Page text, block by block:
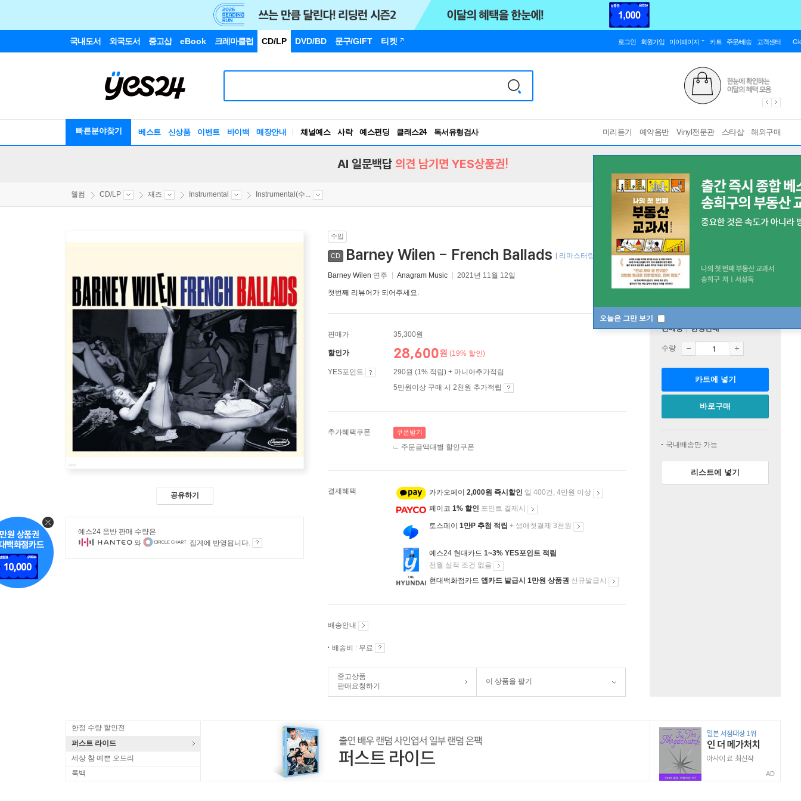
국내도서 외국도서 중고샵 eBook 크레마클럽 CD/LP DVD/BD 문구/GIFT 티켓 로그인 회원가입 마이페이지 카트 주문/배송 고객센터
빠른분야찾기 베스트 신상품 이벤트 바이백 매장안내 채널예스 사락 예스펀딩 클래스24
독서유형검사
RBTI Lab
미리듣기 예약음반 Vinyl전문관 스타샵 해외구매
오늘은 그만 보기
AI 일문백답 의견 남기면 YES상품권!
웰컴 CD/LP 재즈 Instrumental Instrumental(수...
공유하기
예스24 음반 판매 수량은
와
집계에 반영됩니다.
수입
CD Barney Wilen - French Ballads [ 리마스터링 ]
Barney Wilen 연주 Anagram Music 2021년 11월 12일
첫번째 리뷰어가 되어주세요.
판매가 35,300원
할인가 28,600원 (19% 할인)
YES포인트
290원 (1% 적립) + 마니아추가적립
5만원이상 구매 시 2천원 추가적립
추가혜택쿠폰 쿠폰받기
주문금액대별 할인쿠폰
결제혜택 카카오페이 2,000원 즉시할인 일 400건, 4만원 이상
페이코 1% 할인 포인트 결제시
토스페이 1만P 추첨 적립 + 생애첫결제 3천원
예스24 현대카드 1~3% YES포인트 적립
전월 실적 조건 없음
현대백화점카드 앱카드 발급시 1만원 상품권 신규발급시
배송안내
배송비 : 무료
중고상품
판매요청하기
이 상품을 팔기
판매중 한정판매
수량
카트에 넣기
바로구매
국내배송만 가능
리스트에 넣기
한정 수량 할인전
퍼스트 라이드
세상 참 예쁜 오드리
룩백
AD